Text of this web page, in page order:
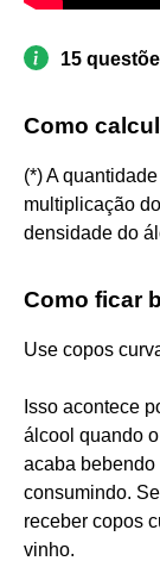
15
Como
(*) A
multiplicação
densidade do
Como ficar
Use copos
Isso acontece
álcool quando
acaba bebendo
consumindo.
receber copos
vinho.